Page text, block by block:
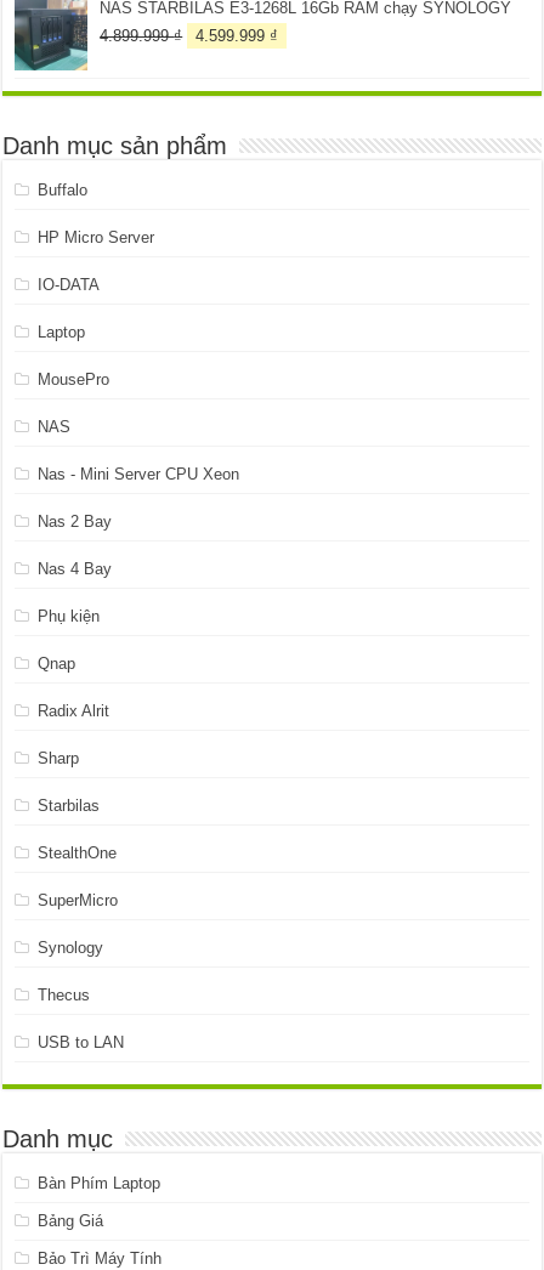
NAS STARBILAS E3-1268L 16Gb RAM chạy SYNOLOGY
4.899.999₫
Giá
4.899.999 ₫.
4.599.999 ₫
là:
Danh mục sản phẩm
Buffalo
HP Micro Server
IO-DATA
Laptop
MousePro
NAS
Nas - Mini Server CPU Xeon
Nas 2 Bay
Nas 4 Bay
Phụ kiện
Qnap
Radix Alrit
Sharp
Starbilas
StealthOne
SuperMicro
Synology
Thecus
USB to LAN
Danh mục
Bàn Phím Laptop
Bảng Giá
Bảo Trì Máy Tính